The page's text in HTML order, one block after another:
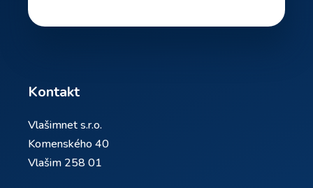
Kontakt
Vlašimnet s.r.o.
Komenského 40
Vlašim 258 01